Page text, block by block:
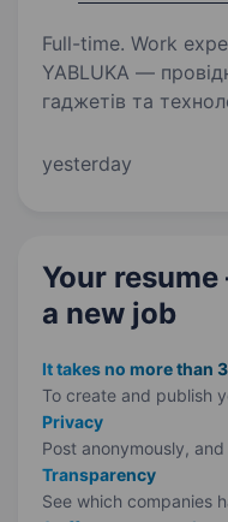
Full-time. Work
YABLUKA —
гаджетів та
культурою
yesterday
Your
a new job
It takes no more than
To create and publish
Privacy
Post anonymously,
Transparency
See which companies